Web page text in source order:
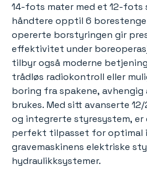
14-fots mater med et 12-fots
håndtere opptil 6
opererte borstyringen gir
effektivitet under
tilbyr også moderne
trådløs radiokontroll eller
boring fra spakene,
brukes. Med sitt avanserte
og integrerte styresystem,
perfekt tilpasset for optimal
gravemaskinens elektriske
hydraulikksystemer.